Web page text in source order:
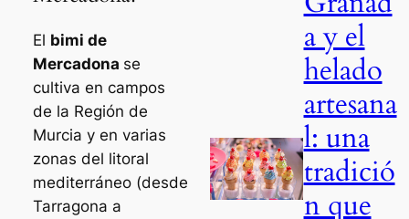
El bimi de
Mercadona se
cultiva en campos
de la Región de
Murcia y en varias
zonas del litoral
mediterráneo (desde
Tarragona a
a y el
helado
artesana
l: una
tradició
n que